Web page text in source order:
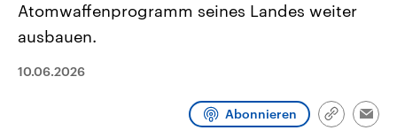
2026
September 2026 einen neuen
Wirtschaftlich und
gehören die Vereinigten
den mächtigsten Ländern
Atomwaffenprogramm seines Landes weiter
ausbauen.
10.06.2026
Abonnieren
Link